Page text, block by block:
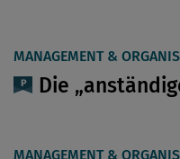
MANAGEMENT &
Die
MANAGEMENT &